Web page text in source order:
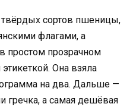
сортов пшеницы,
флагами, а
простом прозрачном
Она взяла
на два. Дальше —
гречка, а самая дешёвая